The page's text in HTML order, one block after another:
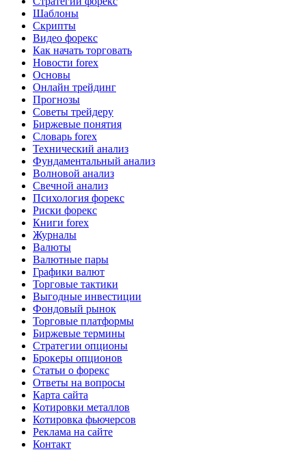
Шаблоны
Скрипты
Видео форекс
Как начать торговать
Новости forex
Основы
Онлайн трейдинг
Прогнозы
Советы трейдеру
Биржевые понятия
Словарь forex
Технический анализ
Фундаментальный анализ
Волновой анализ
Свечной анализ
Психология форекс
Риски форекс
Книги forex
Журналы
Валюты
Валютные пары
Графики валют
Торговые тактики
Выгодные инвестиции
Фондовый рынок
Торговые платформы
Биржевые термины
Стратегии опционы
Брокеры опционов
Статьи о форекс
Ответы на вопросы
Карта сайта
Котировки металлов
Котировка фьючерсов
Реклама на сайте
Контакт